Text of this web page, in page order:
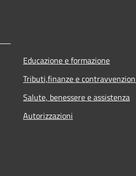
Educazione e formazione
Tributi,finanze e
Salute, benessere e assistenza
Autorizzazioni